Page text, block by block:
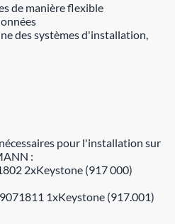
de manière flexible
des systèmes d'installation,
pour l'installation sur
:
2xKeystone (917 000)
1xKeystone (917.001)